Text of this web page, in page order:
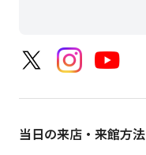
当日の来店・来館方